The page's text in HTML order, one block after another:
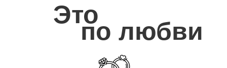
по любви
Это